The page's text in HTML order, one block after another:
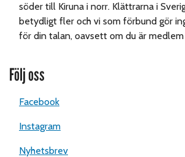
söder till Kiruna i norr. Klättrarna i
betydligt fler och vi som förbund gör
för din talan, oavsett om du är
Följ oss
Facebook
Instagram
Nyhetsbrev